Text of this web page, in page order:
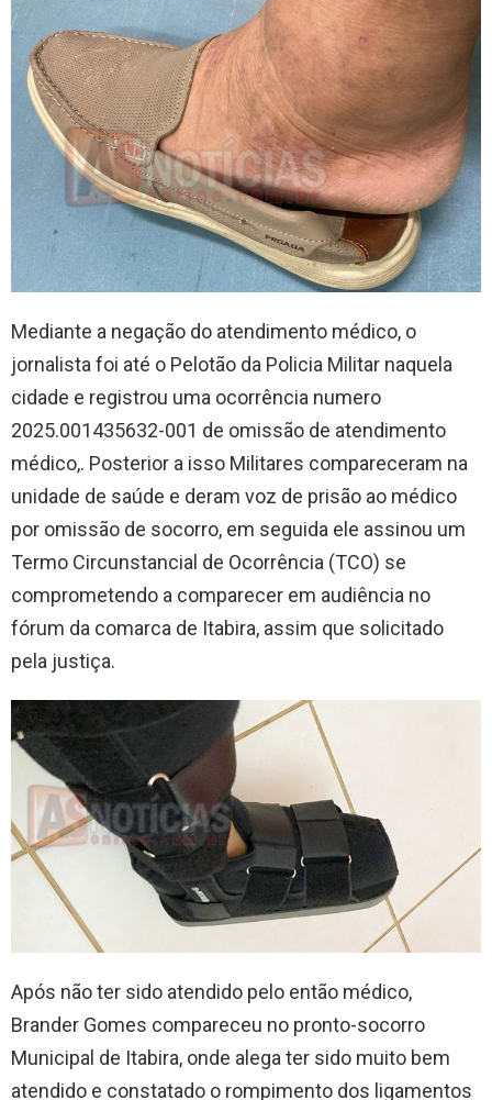
Mediante a negação do atendimento médico, o
jornalista foi até o Pelotão da Policia Militar naquela
cidade e registrou uma ocorrência numero
2025.001435632-001 de omissão de atendimento
médico,. Posterior a isso Militares compareceram na
unidade de saúde e deram voz de prisão ao médico
por omissão de socorro, em seguida ele assinou um
Termo Circunstancial de Ocorrência (TCO) se
comprometendo a comparecer em audiência no
fórum da comarca de Itabira, assim que solicitado
pela justiça.
Após não ter sido atendido pelo então médico,
Brander Gomes compareceu no pronto-socorro
Municipal de Itabira, onde alega ter sido muito bem
atendido e constatado o rompimento dos ligamentos